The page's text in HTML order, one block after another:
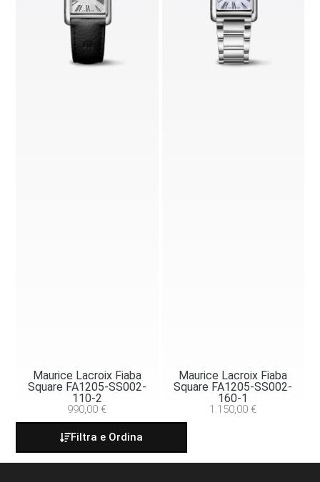
Maurice Lacroix Fiaba
Square FA1205-SS002-
110-2
990,00€
Maurice Lacroix Fiaba
Square FA1205-SS002-
160-1
1.150,00€
Filtra e Ordina